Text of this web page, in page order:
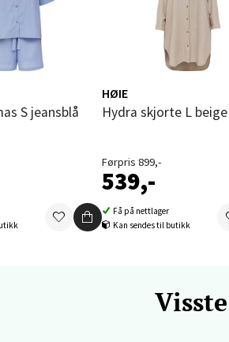
S jeansblå
HØIE
Hydra skjorte L beige
Førpris 899,-
539,-
Få på nettlager
Kan sendes til butikk
Mandal - Alti Mandal
Skarvøyveien 55, 4517 Mandal
Åpent i dag 10-20
Mo i Rana - Thon Senter
Fridtjof Nansensgate 22, 8622 Mo i
Åpent i dag 09-19
Ålesund - Thon Senter